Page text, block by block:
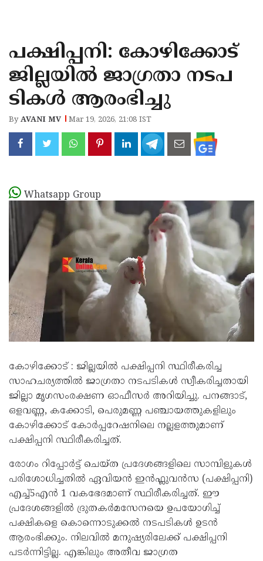
KANNUR
KASARAGOD
പക്ഷിപ്പനി: കോഴിക്കോട്
ജില്ലയിൽ ജാഗ്രതാ നടപ
ടികൾ ആരംഭിച്ചു
ByAVANI MV Mar 19, 2026, 21:08 IST
Whatsapp Group
കോഴിക്കോട് : ജില്ലയിൽ പക്ഷിപ്പനി സ്ഥിരീകരിച്ച
സാഹചര്യത്തില്‍ ജാഗ്രതാ നടപടികൾ സ്വീകരിച്ചതായി
ജില്ലാ മൃഗസംരക്ഷണ ഓഫീസർ അറിയിച്ചു. പനങ്ങാട്,
ഒളവണ്ണ, കക്കോടി, പെരുമണ്ണ പഞ്ചായത്തുകളിലും
കോഴിക്കോട് കോർപ്പറേഷനിലെ നല്ലളത്തുമാണ്
പക്ഷിപ്പനി സ്ഥിരീകരിച്ചത്.
രോഗം റിപ്പോർട്ട് ചെയ്ത പ്രദേശങ്ങളിലെ സാമ്പിളുകൾ
പരിശോധിച്ചതിൽ ഏവിയൻ ഇൻഫ്ലുവൻസ (പക്ഷിപ്പനി)
എച്ച്5എൻ 1 വകഭേദമാണ് സ്ഥിരീകരിച്ചത്. ഈ
പ്രദേശങ്ങളിൽ ദ്രുതകർമസേനയെ ഉപയോഗിച്ച്
പക്ഷികളെ കൊന്നൊടുക്കൽ നടപടികൾ ഉടൻ
ആരംഭിക്കും. നിലവില്‍ മനുഷ്യരിലേക്ക് പക്ഷിപ്പനി
പടര്‍ന്നിട്ടില്ല. എങ്കിലും അതീവ ജാഗ്രത